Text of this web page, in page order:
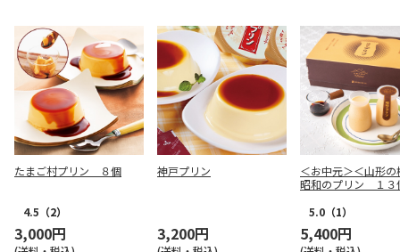
たまご村プリン ８個
4.5 （2）
3,000円
神戸プリン
3,200円
＜お中元＞＜山形の
昭和のプリン １３
5.0 （1）
5,400円